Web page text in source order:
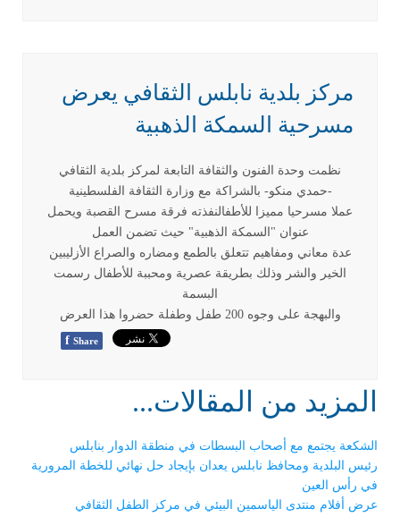
مركز بلدية نابلس الثقافي يعرض
مسرحية السمكة الذهبية
نظمت وحدة الفنون والثقافة التابعة لمركز بلدية الثقافي
-حمدي منكو- بالشراكة مع وزارة الثقافة الفلسطينية
عملا مسرحيا مميزا للأطفالنفذته فرقة مسرح القصبة ويحمل
عنوان "السمكة الذهبية" حيث تضمن العمل
عدة معاني ومفاهيم تتعلق بالطمع ومضاره والصراع الأزليبين
الخير والشر وذلك بطريقة عصرية ومحببة للأطفال رسمت
البسمة
والبهجة على وجوه 200 طفل وطفلة حضروا هذا العرض
f Share
المزيد من المقالات...
الشكعة يجتمع مع أصحاب البسطات في منطقة الدوار بنابلس
رئيس البلدية ومحافظ نابلس يعدان بإيجاد حل نهائي للخطة المرورية
في رأس العين
عرض أفلام منتدى الياسمين البيئي في مركز الطفل الثقافي